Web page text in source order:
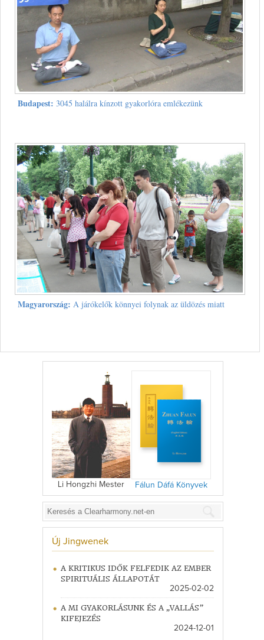
Budapest: 3045 halálra kínzott gyakorlóra emlékezünk
Magyarország: A járókelők könnyei folynak az üldözés miatt
Li Hongzhi Mester Fálun Dáfá Könyvek
Új Jingwenek
A KRITIKUS IDŐK FELFEDIK AZ EMBER
SPIRITUÁLIS ÁLLAPOTÁT
2025-02-02
A MI GYAKORLÁSUNK ÉS A „VALLÁS”
KIFEJEZÉS
2024-12-01